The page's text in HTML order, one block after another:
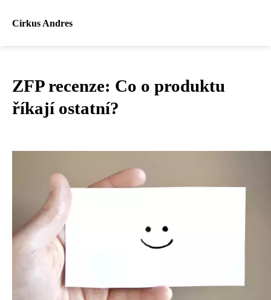
Cirkus Andres
ZFP recenze: Co o produktu
říkají ostatní?